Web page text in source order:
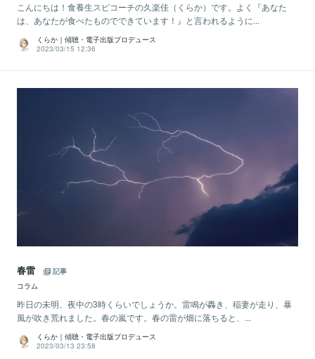
こんにちは！食養生スピコーチの久楽佳（くらか）です。よく『あなた
は、あなたが食べたものでできています！』と言われるように...
くらか｜傾聴・電子出版プロデュース
2023/03/15 12:36
春雷
記事
コラム
昨日の未明、夜中の3時くらいでしょうか。雷鳴が轟き、稲妻が走り、暴
風が吹き荒れました。春の嵐です。春の雷が畑に落ちると、...
くらか｜傾聴・電子出版プロデュース
2023/03/13 23:58